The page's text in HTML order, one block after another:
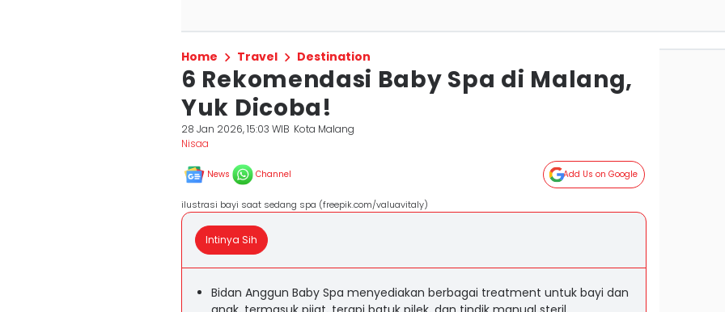
Home Travel Destination
6 Rekomendasi Baby Spa di Malang,
Yuk Dicoba!
28 Jan 2026, 15:03 WIB Kota Malang
Nisaa
News Channel Add Us on Google
ilustrasi bayi saat sedang spa (freepik.com/valuavitaly)
Intinya Sih
Bidan Anggun Baby Spa menyediakan berbagai treatment untuk bayi dan